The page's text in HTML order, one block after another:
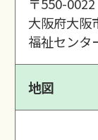
大阪府大阪
福祉センタ
地図